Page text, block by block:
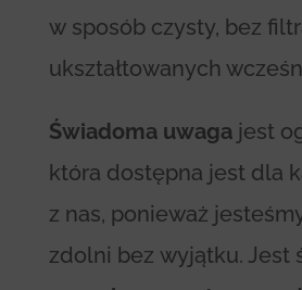
w sposób czysty, bez
ukształtowanych
Świadoma uwagajest
która dostępna jest dla
z nas, ponieważ
zdolni bez wyjątku. Jest